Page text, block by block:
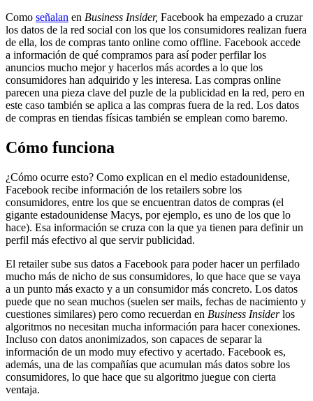
Como señalan en Business Insider, Facebook ha empezado a cruzar
los datos de la red social con los que los consumidores realizan fuera
de ella, los de compras tanto online como offline. Facebook accede
a información de qué compramos para así poder perfilar los
anuncios mucho mejor y hacerlos más acordes a lo que los
consumidores han adquirido y les interesa. Las compras online
parecen una pieza clave del puzle de la publicidad en la red, pero en
este caso también se aplica a las compras fuera de la red. Los datos
de compras en tiendas físicas también se emplean como baremo.
Cómo funciona
¿Cómo ocurre esto? Como explican en el medio estadounidense,
Facebook recibe información de los retailers sobre los
consumidores, entre los que se encuentran datos de compras (el
gigante estadounidense Macys, por ejemplo, es uno de los que lo
hace). Esa información se cruza con la que ya tienen para definir un
perfil más efectivo al que servir publicidad.
El retailer sube sus datos a Facebook para poder hacer un perfilado
mucho más de nicho de sus consumidores, lo que hace que se vaya
a un punto más exacto y a un consumidor más concreto. Los datos
puede que no sean muchos (suelen ser mails, fechas de nacimiento y
cuestiones similares) pero como recuerdan en Business Insiderlos
algoritmos no necesitan mucha información para hacer conexiones.
Incluso con datos anonimizados, son capaces de separar la
información de un modo muy efectivo y acertado. Facebook es,
además, una de las compañías que acumulan más datos sobre los
consumidores, lo que hace que su algoritmo juegue con cierta
ventaja.